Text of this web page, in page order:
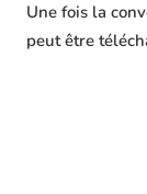
Une fois la
peut être